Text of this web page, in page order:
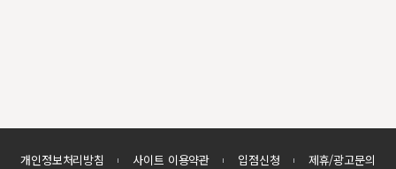
개인정보처리방침 사이트 이용약관 입점신청 제휴/광고문의